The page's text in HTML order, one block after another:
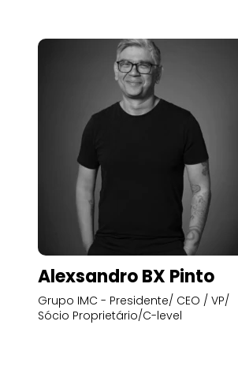
Alexsandro BX Pinto
Grupo IMC - Presidente/ CEO / VP/
Sócio Proprietário/C-level